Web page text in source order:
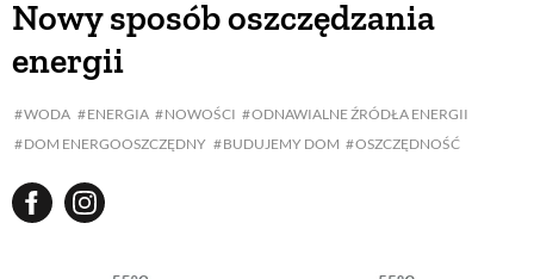
Nowy sposób oszczędzania
energii
WODA ENERGIA NOWOŚCI
ODNAWIALNE ŹRÓDŁA ENERGII
DOM ENERGOOSZCZĘDNY
BUDUJEMY DOM OSZCZĘDNOŚĆ
OGRÓD